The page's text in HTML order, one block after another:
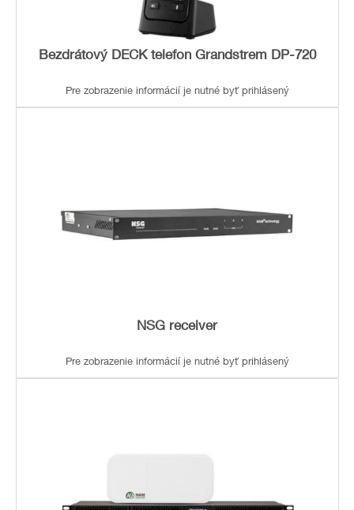
Bezdrátový DECK telefon Grandstrem DP-720
Pre zobrazenie informácií je nutné byť prihlásený
NSG receiver
Pre zobrazenie informácií je nutné byť prihlásený